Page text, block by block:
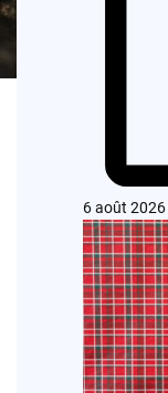
6 août 2026